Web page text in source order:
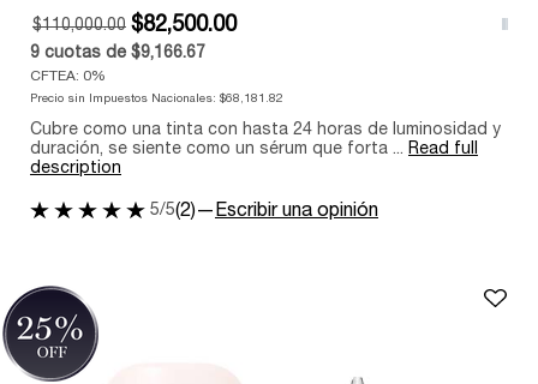
Old price
$110,000.00
New price
$82,500.00
9 cuotas de $9,166.67
CFTEA: 0%
Precio sin Impuestos Nacionales: $68,181.82
Cubre como una tinta con hasta 24 horas de luminosidad y
duración, se siente como un sérum que forta ... Read full
description
5/5(2)— Escribir una opinión